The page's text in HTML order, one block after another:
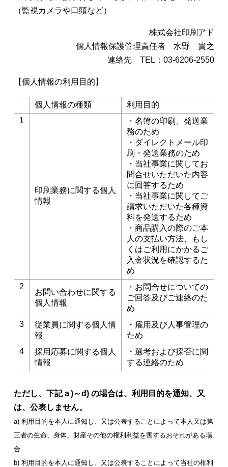
（監視カメラや口頭など）
株式会社印刷アド
個人情報保護管理責任者 水野 貴之
連絡先 TEL：03-6206-2550
【個人情報の利用目的】
個人情報の種類
利用目的
1
印刷業務に関する個人
情報
・名簿の印刷、発送業
務のため
・ダイレクトメール印
刷・発送業務のため
・当社事業に関してお
問合せいただいた内容
に回答するため
・当社事業に関してご
請求いただいた各種資
料を発送するため
・商品購入の際のご本
人の支払い方法、もし
くはご利用にかかるご
入金状況を確認するた
め
2
お問い合わせに関する
個人情報
・お問合せについての
ご回答及びご連絡のた
め
3
従業員に関する個人情
報
・雇用及び人事管理の
ため
4
採用応募に関する個人
情報
・選考および採否に関
する連絡のため
ただし、下記ａ)～d) の場合は、利用目的を通知、又
は、公表しません。
a) 利用目的を本人に通知し、又は公表することによって本人又は第
三者の生命、身体、財産その他の権利利益を害するおそれがある場
合
b) 利用目的を本人に通知し、又は公表することによって当社の権利